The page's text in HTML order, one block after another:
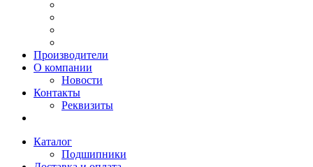
Производители
О компании
Новости
Контакты
Реквизиты
Каталог
Подшипники